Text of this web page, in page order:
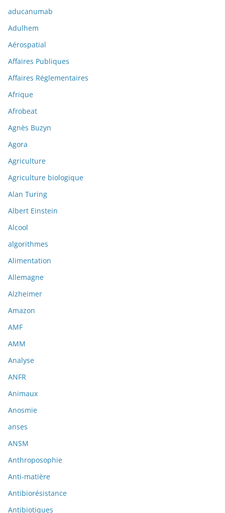
aducanumab
Adulhem
Aérospatial
Affaires Publiques
Affaires Réglementaires
Afrique
Afrobeat
Agnès Buzyn
Agora
Agriculture
Agriculture biologique
Alan Turing
Albert Einstein
Alcool
algorithmes
Alimentation
Allemagne
Alzheimer
Amazon
AMF
AMM
Analyse
ANFR
Animaux
Anosmie
anses
ANSM
Anthroposophie
Anti-matière
Antibiorésistance
Antibiotiques